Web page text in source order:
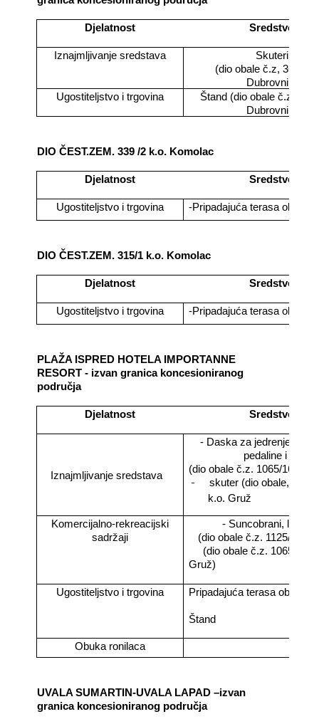
Djelatnost Sredstvo
Iznajmljivanje sredstava
Skuteri
(dio obale č.z, 361/1
Dubrovnik)
Ugostiteljstvo i trgovina
Štand (dio obale č.z.
Dubrovnik)
DIO ČEST.ZEM. 339 /2 k.o. Komolac
Djelatnost Sredstvo
Ugostiteljstvo i trgovina -Pripadajuća terasa objekta
DIO ČEST.ZEM. 315/1 k.o. Komolac
Djelatnost Sredstvo
Ugostiteljstvo i trgovina -Pripadajuća terasa objekta
PLAŽA ISPRED HOTELA IMPORTANNE
RESORT - izvan granica koncesioniranog
područja
Djelatnost Sredstvo
Iznajmljivanje sredstava
- Daska za jedrenje,
pedaline i sl.
(dio obale č.z. 1065/16 k.o.
-
skuter (dio obale, č.z.
k.o. Gruž
Komercijalno-rekreacijski
sadržaji
- Suncobrani,
(dio obale č.z. 1125/3
(dio obale č.z. 1065/16
Gruž)
Ugostiteljstvo i trgovina Pripadajuća terasa objekta
Štand
Obuka ronilaca
UVALA SUMARTIN-UVALA LAPAD –izvan
granica koncesioniranog područja